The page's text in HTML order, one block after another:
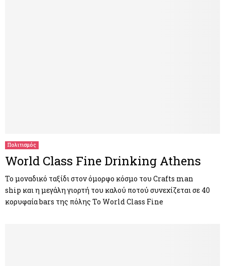
Πολιτισμός
World Class Fine Drinking Athens
Το μοναδικό ταξίδι στον όμορφο κόσμο του Crafts man
ship και η μεγάλη γιορτή του καλού ποτού συνεχίζεται σε 40
κορυφαία bars της πόλης Το World Class Fine